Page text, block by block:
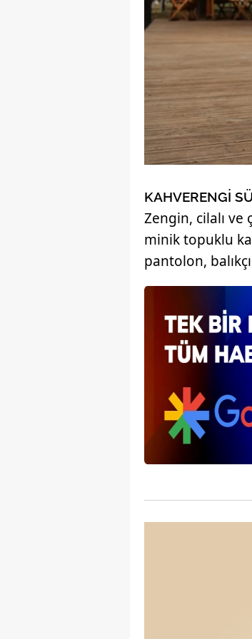
mevzuata
KAHVERENGİ
Zengin, cilalı
minik topuklu
pantolon,